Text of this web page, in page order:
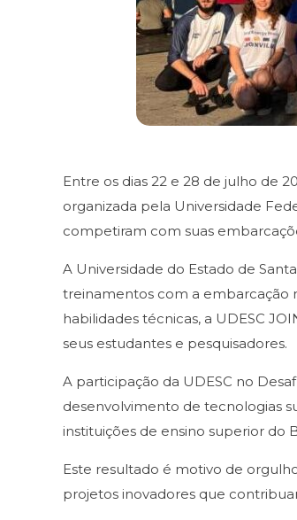
Entre os dias 22 e 28 de julho de
organizada pela Universidade
competiram com suas
A Universidade do Estado de
treinamentos com a embarcação
habilidades técnicas, a UDESC
seus estudantes e pesquisadores.
A participação da UDESC no
desenvolvimento de tecnologias
instituições de ensino superior do
Este resultado é motivo de
projetos inovadores que